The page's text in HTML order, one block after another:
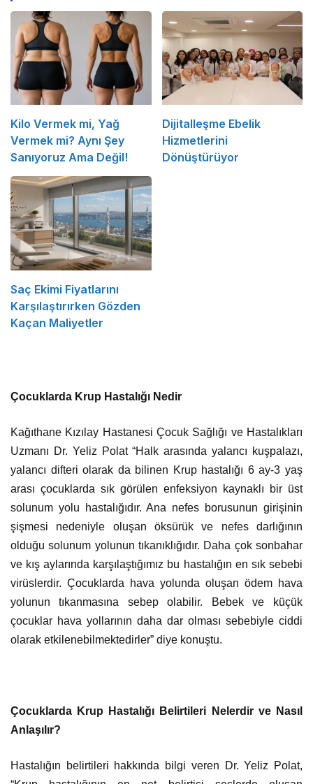
Kilo Vermek mi, Yağ
Vermek mi? Aynı Şey
Sanıyoruz Ama Değil!
Dijitalleşme Ebelik
Hizmetlerini
Dönüştürüyor
Saç Ekimi Fiyatlarını
Karşılaştırırken Gözden
Kaçan Maliyetler
Çocuklarda Krup Hastalığı Nedir
Kağıthane Kızılay Hastanesi Çocuk Sağlığı ve Hastalıkları
Uzmanı Dr. Yeliz Polat “Halk arasında yalancı kuşpalazı,
yalancı difteri olarak da bilinen Krup hastalığı 6 ay-3 yaş
arası çocuklarda sık görülen enfeksiyon kaynaklı bir üst
solunum yolu hastalığıdır. Ana nefes borusunun girişinin
şişmesi nedeniyle oluşan öksürük ve nefes darlığının
olduğu solunum yolunun tıkanıklığıdır. Daha çok sonbahar
ve kış aylarında karşılaştığımız bu hastalığın en sık sebebi
virüslerdir. Çocuklarda hava yolunda oluşan ödem hava
yolunun tıkanmasına sebep olabilir. Bebek ve küçük
çocuklar hava yollarının daha dar olması sebebiyle ciddi
olarak etkilenebilmektedirler” diye konuştu.
Çocuklarda Krup Hastalığı Belirtileri Nelerdir ve Nasıl
Anlaşılır?
Hastalığın belirtileri hakkında bilgi veren Dr. Yeliz Polat,